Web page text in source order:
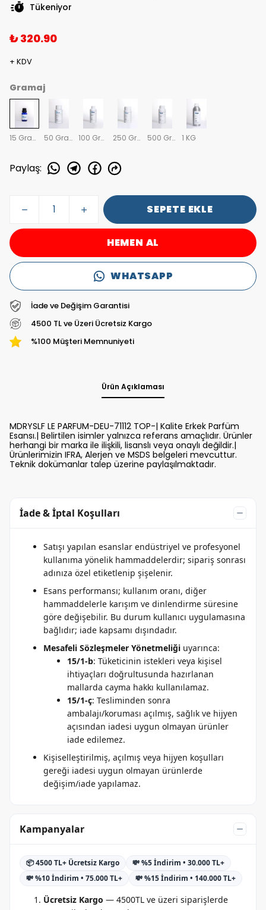
Tükeniyor
₺ 320.90
+ KDV
Gramaj
15 Gram 50 Gram 100 Gram 250 Gram 500 Gram 1 KG
Paylaş:
SEPETE EKLE
HEMEN AL
WHATSAPP
İade ve Değişim Garantisi
4500 TL ve Üzeri Ücretsiz Kargo
%100 Müşteri Memnuniyeti
Ürün Açıklaması
MDRYSLF LE PARFUM-DEU-71112 TOP-| Kalite Erkek Parfüm
Esansı.| Belirtilen isimler yalnızca referans amaçlıdır. Ürünler
herhangi bir marka ile ilişkili, lisanslı veya onaylı değildir.|
Ürünlerimizin IFRA, Alerjen ve MSDS belgeleri mevcuttur.
Teknik dokümanlar talep üzerine paylaşılmaktadır.
İade & İptal Koşulları
Satışı yapılan esanslar endüstriyel ve profesyonel
kullanıma yönelik hammaddelerdir; sipariş sonrası
adınıza özel etiketlenip şişelenir.
Esans performansı; kullanım oranı, diğer
hammaddelerle karışım ve dinlendirme süresine
göre değişebilir. Bu durum kullanıcı uygulamasına
bağlıdır; iade kapsamı dışındadır.
Mesafeli Sözleşmeler Yönetmeliği uyarınca:
15/1-b: Tüketicinin istekleri veya kişisel
ihtiyaçları doğrultusunda hazırlanan
mallarda cayma hakkı kullanılamaz.
15/1-ç: Tesliminden sonra
ambalajı/koruması açılmış, sağlık ve hijyen
açısından iadesi uygun olmayan ürünler
iade edilemez.
Kişiselleştirilmiş, açılmış veya hijyen koşulları
gereği iadesi uygun olmayan ürünlerde
değişim/iade yapılamaz.
Kampanyalar
📦 4500 TL+ Ücretsiz Kargo
💸 %5 İndirim • 30.000 TL+
💸 %10 İndirim • 75.000 TL+
💸 %15 İndirim • 140.000 TL+
Ücretsiz Kargo — 4500TL ve üzeri siparişlerde